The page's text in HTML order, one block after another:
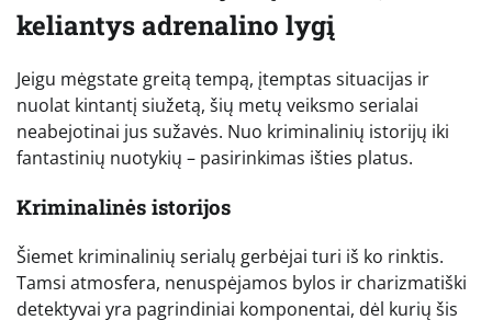
keliantys adrenalino lygį
Jeigu mėgstate greitą tempą, įtemptas situacijas ir
nuolat kintantį siužetą, šių metų veiksmo serialai
neabejotinai jus sužavės. Nuo kriminalinių istorijų iki
fantastinių nuotykių – pasirinkimas išties platus.
Kriminalinės istorijos
Šiemet kriminalinių serialų gerbėjai turi iš ko rinktis.
Tamsi atmosfera, nenuspėjamos bylos ir charizmatiški
detektyvai yra pagrindiniai komponentai, dėl kurių šis